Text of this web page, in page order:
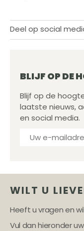
Deel op social
BLIJF OP DE
Blijf op de
laatste nieuws,
en social media.
WILT U
Heeft u vragen en
Vul dan hieronder